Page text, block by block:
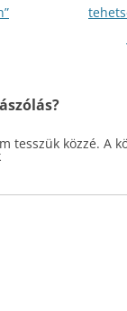
tesszük közzé. A